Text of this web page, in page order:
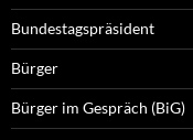
Bundestagspräsident
Bürger
Bürger im Gespräch (BiG)